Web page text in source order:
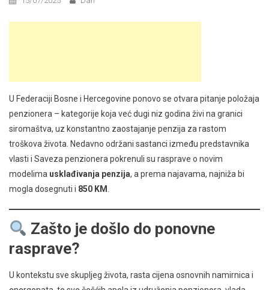
U Federaciji Bosne i Hercegovine ponovo se otvara pitanje položaja
penzionera – kategorije koja već dugi niz godina živi na granici
siromaštva, uz konstantno zaostajanje penzija za rastom
troškova života. Nedavno održani sastanci između predstavnika
vlasti i Saveza penzionera pokrenuli su rasprave o novim
modelima usklađivanja penzija, a prema najavama, najniža bi
mogla dosegnuti i 850 KM .
Zašto je došlo do ponovne
rasprave?
U kontekstu sve skupljeg života, rasta cijena osnovnih namirnica i